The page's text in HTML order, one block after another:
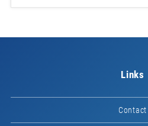
Links
Contact